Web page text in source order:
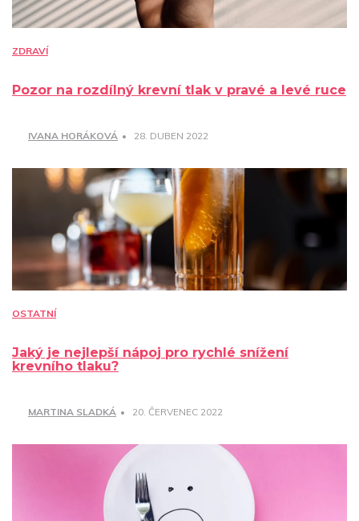
ZDRAVÍ
Pozor na rozdílný krevní tlak v pravé a levé ruce
IVANA HORÁKOVÁ 28. DUBEN 2022
OSTATNÍ
Jaký je nejlepší nápoj pro rychlé snížení
krevního tlaku?
MARTINA SLADKÁ 20. ČERVENEC 2022